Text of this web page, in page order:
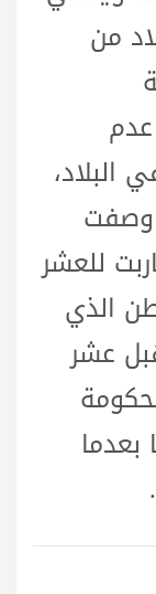
من
وصفت
للعشر
الذي
قبل عشر
بعدما